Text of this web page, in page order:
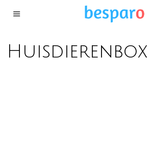
Huisdierenbox